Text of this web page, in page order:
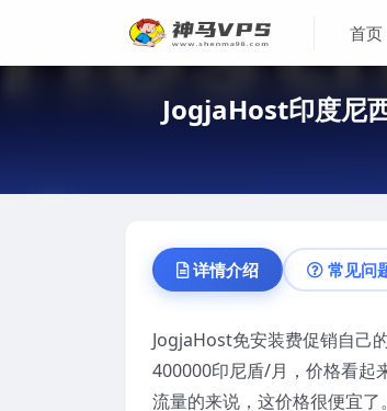
首页
JogjaHost印度尼
详情介绍 常见问
JogjaHost免安装费促销自己
400000印尼盾/月，价格看起
流量的来说，这价格很便宜了。